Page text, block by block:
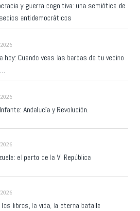
y guerra cognitiva: una semiótica de
antidemocráticos
hoy: Cuando veas las barbas de tu vecino
Andalucía y Revolución.
el parto de la VI República
los libros, la vida, la eterna batalla